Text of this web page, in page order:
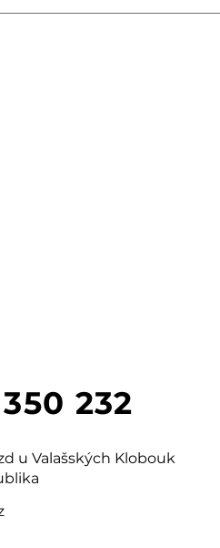
232
u Valašských Klobouk